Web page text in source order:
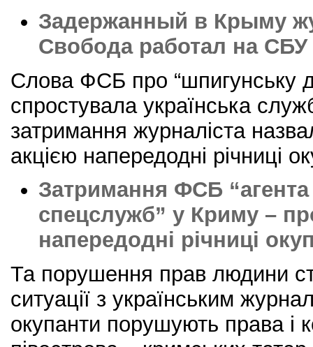
Задержанный в Крыму
Свобода работал на СБУ
Слова ФСБ про “шпигунську
спростувала українська
затримання журналіста
акцією напередодні річниці
Затримання ФСБ “агента
спецслужб” у Криму –
напередодні річниці
Та порушення прав людини
ситуації з українським
окупанти порушують права і